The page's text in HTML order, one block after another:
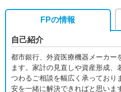
FPの情報
自己紹介
都市銀行、外資医療機器メーカー
ます。家計の見直しや資産形成、
つわるご相談を幅広く承っており
安を一緒に解決できればと思いま